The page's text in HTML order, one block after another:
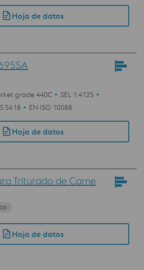
Hoja de datos
grade 440C
SEL 1.4125
5618 EN ISO 10088
Hoja de datos
Triturado de Carne
Hoja de datos